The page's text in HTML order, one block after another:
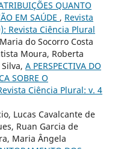
QUANTO
EM SAÚDE , Revista
Revista Ciência Plural
do Socorro Costa
Moura, Roberta
A PERSPECTIVA DO
SOBRE O
Ciência Plural: v. 4
Lucas Cavalcante de
Ruan Garcia de
Maria Ângela